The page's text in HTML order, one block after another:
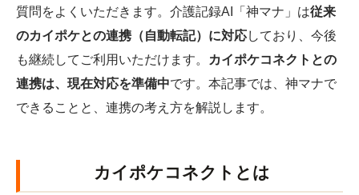
質問をよくいただきます。介護記録AI「神マナ」は従来
のカイポケとの連携（自動転記）に対応しており、今後
も継続してご利用いただけます。
カイポケコネクトとの
連携は、現在対応を準備中です。本記事では、神マナで
できることと、連携の考え方を解説します。
カイポケコネクトとは